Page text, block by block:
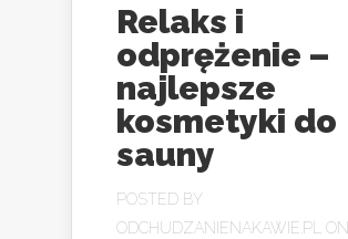
Relaks i
odprężenie –
najlepsze
kosmetyki do
sauny
POSTED BY
ODCHUDZANIENAKAWIE.PL
ON